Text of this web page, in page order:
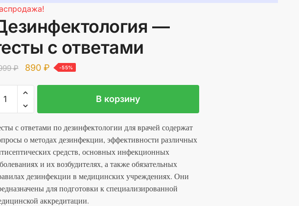
—
с ответами
₽
Первоначальная
составляла
1
890 ₽Текущая
-55%
В корзину
с ответами по дезинфектологии для врачей содержат
о методах дезинфекции, эффективности различных
средств, основных инфекционных
и их возбудителях, а также обязательных
дезинфекции в медицинских учреждениях. Они
для подготовки к специализированной
аккредитации.